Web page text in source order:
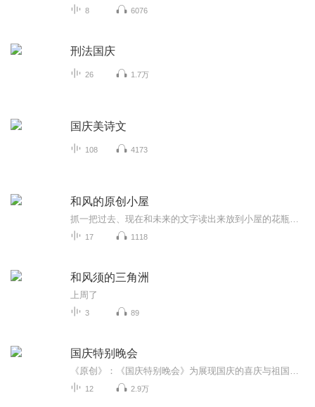
8 6076
刑法国庆
26 1.7万
国庆美诗文
108 4173
和风的原创小屋
17 1118
和风须的三角洲
上周了
3 89
国庆特别晚会
12 2.9万